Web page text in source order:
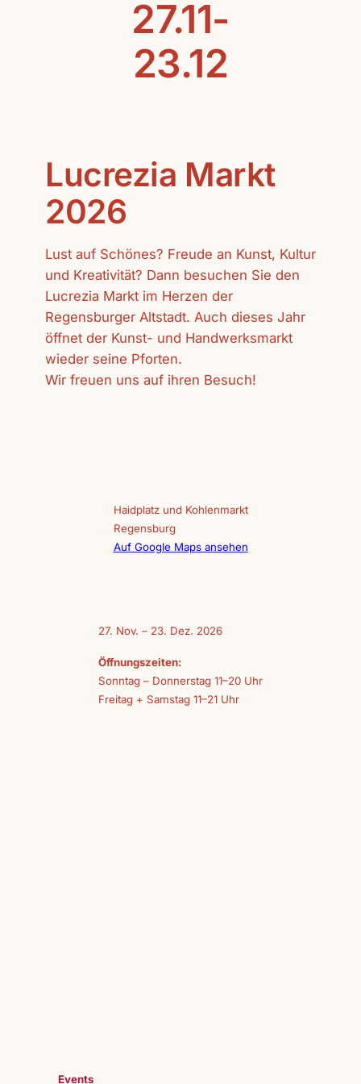
27.11-
23.12
Lucrezia Markt
2026
Lust auf Schönes? Freude an Kunst, Kultur
und Kreativität? Dann besuchen Sie den
Lucrezia Markt im Herzen der
Regensburger Altstadt. Auch dieses Jahr
öffnet der Kunst- und Handwerksmarkt
wieder seine Pforten.
Wir freuen uns auf ihren Besuch!
Haidplatz und Kohlenmarkt
Regensburg
Auf Google Maps ansehen
27. Nov. – 23. Dez. 2026
Öffnungszeiten:
Sonntag – Donnerstag 11–20 Uhr
Freitag + Samstag 11–21 Uhr
Events